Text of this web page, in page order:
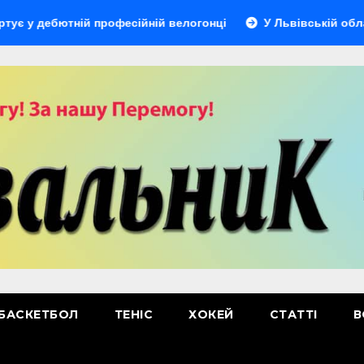
професійній велогонці У Львівській області
ТЕНІС ХОКЕЙ СТАТТІ